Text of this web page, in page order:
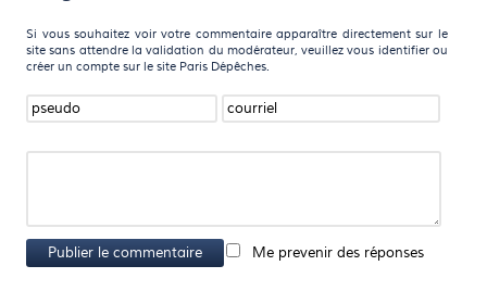
Si vous souhaitez voir votre commentaire apparaître directement sur le
site sans attendre la validation du modérateur, veuillez vous identifier ou
créer un compte sur le site Paris Dépêches.
Publier le commentaire Me prevenir des réponses